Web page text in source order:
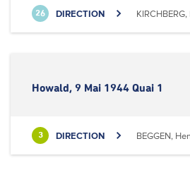
26 DIRECTION
Howald, 9 Mai 1944 Quai 1
3 DIRECTION BEGGEN,